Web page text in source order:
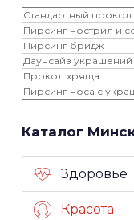
Cтандартный прокол
Пирсинг нострил и
Пирсинг бридж
Даунсайз украшений
Прокол хряща
Пирсинг носа с
Каталог
Здоровье
Красота